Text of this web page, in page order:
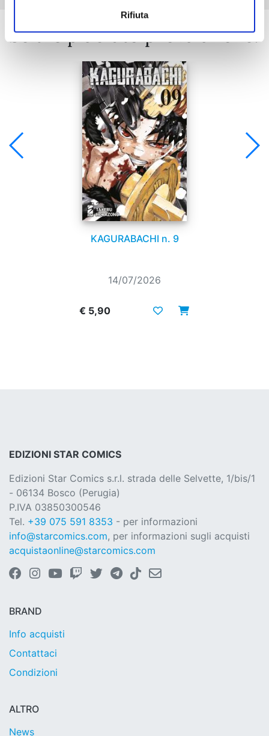
Rifiuta
Se ti è piaciuto prova anche:
KAGURABACHI n. 9
14/07/2026
€ 5,90
EDIZIONI STAR COMICS
Edizioni Star Comics s.r.l. strada delle Selvette, 1/bis/1
- 06134 Bosco (Perugia)
P.IVA 03850300546
Tel. +39 075 591 8353 - per informazioni
info@starcomics.com, per informazioni sugli acquisti
acquistaonline@starcomics.com
BRAND
Info acquisti
Contattaci
Condizioni
ALTRO
News